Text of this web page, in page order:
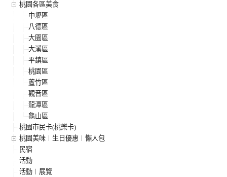
桃園各區美食
中壢區
八德區
大園區
大溪區
平鎮區
桃園區
蘆竹區
觀音區
龍潭區
龜山區
桃園市民卡(桃樂卡)
桃園美味︱生日優惠︱懶人包
民宿
活動
活動︱展覽